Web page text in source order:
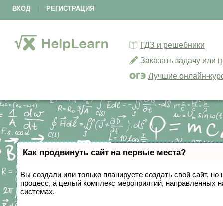
ВХОД РЕГИСТРАЦИЯ
ГДЗ и решебники
Заказать задачу или
Лучшие онлайн-
Как продвинуть сайт на первые места?
Вы создали или только планируете создать свой сайт,
процесс, а целый комплекс мероприятий, направленных
системах.